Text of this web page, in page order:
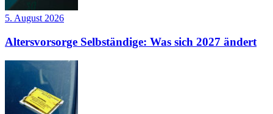
5. August 2026
Altersvorsorge Selbständige: Was sich 2027 ändert